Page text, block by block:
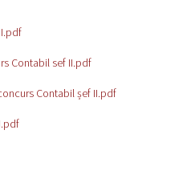
Contabil sef II.pdf
Contabil șef II.pdf